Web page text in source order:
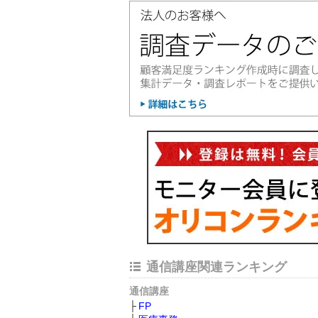
通信講座関連ランキング
通信講座
FP